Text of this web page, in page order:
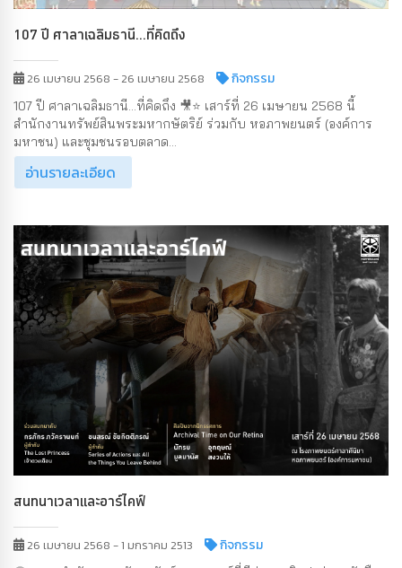
107 ปี ศาลาเฉลิมธานี...ที่คิดถึง
26 เมษายน 2568 - 26 เมษายน 2568 กิจกรรม
107 ปี ศาลาเฉลิมธานี...ที่คิดถึง 🎥⭐ เสาร์ที่ 26 เมษายน 2568 นี้
สำนักงานทรัพย์สินพระมหากษัตริย์ ร่วมกับ หอภาพยนตร์ (องค์การ
มหาชน) และชุมชนรอบตลาด...
อ่านรายละเอียด
สนทนาเวลาและอาร์ไคฟ์
26 เมษายน 2568 - 1 มกราคม 2513 กิจกรรม